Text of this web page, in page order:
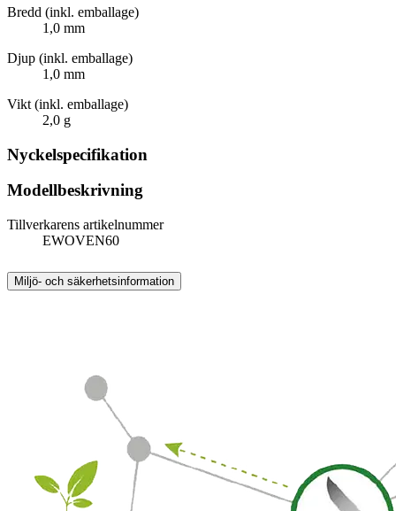
Bredd (inkl. emballage)
1,0 mm
Djup (inkl. emballage)
1,0 mm
Vikt (inkl. emballage)
2,0 g
Nyckelspecifikation
Modellbeskrivning
Tillverkarens artikelnummer
EWOVEN60
Miljö- och säkerhetsinformation